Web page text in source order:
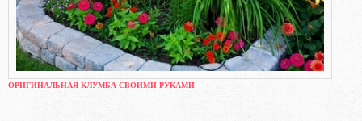
ОРИГИНАЛЬНАЯ КЛУМБА СВОИМИ РУКАМИ